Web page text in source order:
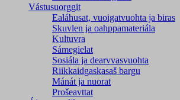
Vástusuorggit
Ealáhusat, vuoigatvuohta ja biras
Skuvlen ja oahppamateriála
Kultuvra
Sámegielat
Sosiála ja dearvvasvuohta
Riikkaidgaskasaš bargu
Mánát ja nuorat
Prošeavttat